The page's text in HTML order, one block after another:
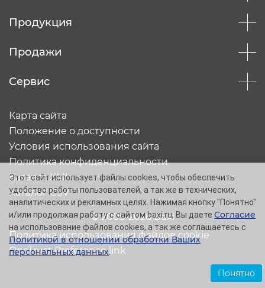
Продукция
Продажи
Сервис
© 2005-2026 Baxi
Карта сайта
Положение о доступности
Условия использования сайта
Политика конфиденциальности
Каталог XML
Каталог CSV
Политика использования файлов cookie
OneTrust Preference link
Этот сайт использует файлы cookies, чтобы обеспечить
удобство работы пользователей, а так же в технических,
аналитических и рекламных целях. Нажимая кнопку "Понятно"
и/или продолжая работу с сайтом baxi.ru, Вы даете Согласие
на использование файлов cookies, а так же соглашаетесь с
Политикой в отношении обработки Ваших
персональных данных.
Понятно